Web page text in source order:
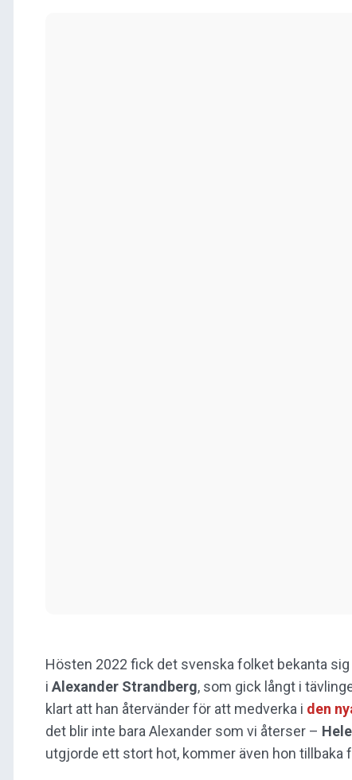
Hösten 2022 fick det svenska folket bekanta
i Alexander Strandberg, som gick långt i
klart att han återvänder för att medverka i den
det blir inte bara Alexander som vi återser –
utgjorde ett stort hot, kommer även hon tillbaka